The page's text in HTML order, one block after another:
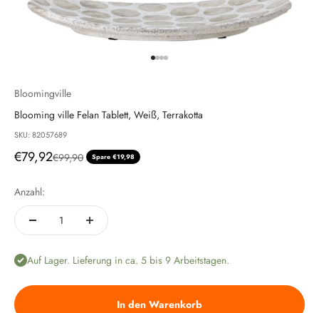
Bloomingville
Blooming ville Felan Tablett, Weiß, Terrakotta
SKU: 82057689
Angebot
€79,92Regulärer Preis
€99,90 Spare €19,98
Anzahl:
Auf Lager. Lieferung in ca. 5 bis 9 Arbeitstagen.
In den Warenkorb